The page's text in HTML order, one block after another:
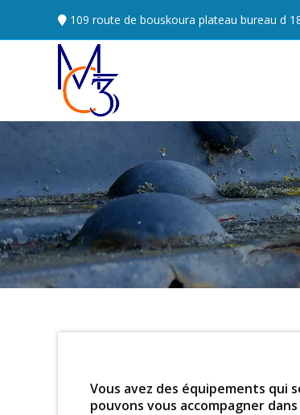
109 route de bouskoura plateau bureau d
Vous avez des équipements qui
pouvons vous accompagner